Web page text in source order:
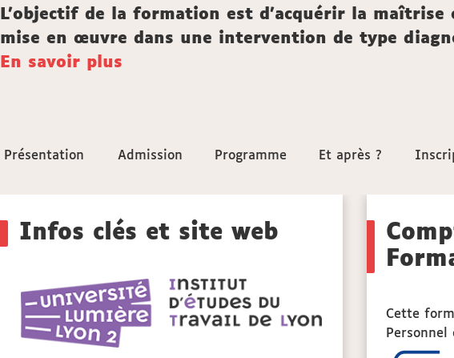
Description
L'objectif de la formation est d'acquérir la maîtrise
mise en œuvre dans une intervention de type
En savoir plus
Accéder
sections
la
fiche
Présentation
Présentation Admission
Admission Programme
Programme Et après ?
Et après ?
Détails
Infos clés et site web
d'études
Cette
Personnel